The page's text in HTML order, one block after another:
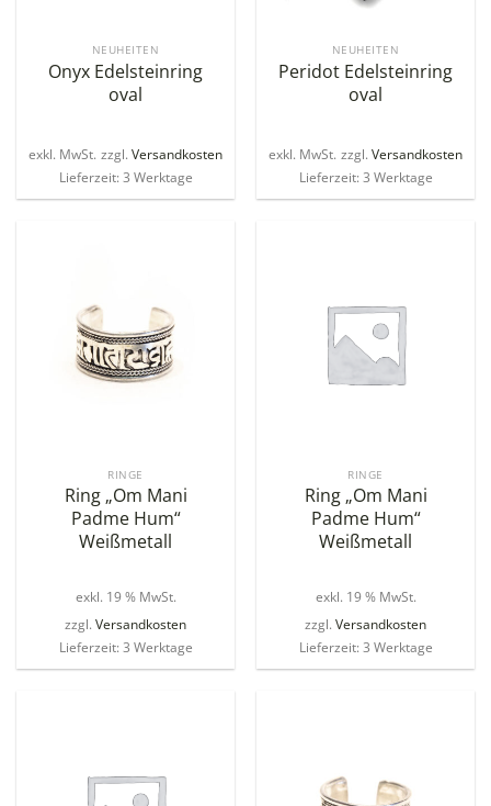
NEUHEITEN
Onyx Edelsteinring
oval
exkl. MwSt. zzgl. Versandkosten
Lieferzeit: 3 Werktage
NEUHEITEN
Peridot Edelsteinring
oval
exkl. MwSt. zzgl. Versandkosten
Lieferzeit: 3 Werktage
RINGE
Ring „Om Mani
Padme Hum“
Weißmetall
exkl. 19 % MwSt.
zzgl. Versandkosten
Lieferzeit: 3 Werktage
RINGE
Ring „Om Mani
Padme Hum“
Weißmetall
exkl. 19 % MwSt.
zzgl. Versandkosten
Lieferzeit: 3 Werktage